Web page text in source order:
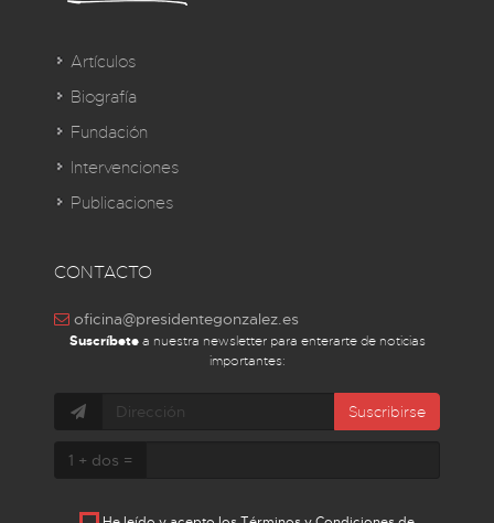
Artículos
Biografía
Fundación
Intervenciones
Publicaciones
CONTACTO
oficina@presidentegonzalez.es
Suscríbetea nuestra newsletter para enterarte de noticias
importantes:
Suscribirse
1 + dos =